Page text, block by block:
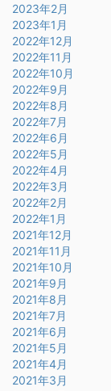
2023年2月
2023年1月
2022年12月
2022年11月
2022年10月
2022年9月
2022年8月
2022年7月
2022年6月
2022年5月
2022年4月
2022年3月
2022年2月
2022年1月
2021年12月
2021年11月
2021年10月
2021年9月
2021年8月
2021年7月
2021年6月
2021年5月
2021年4月
2021年3月